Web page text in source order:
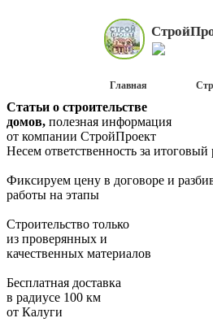
Строй
Главная
Статьи о строительстве
домов, полезная информация
от компании СтройПроект
Несем ответственность за итоговый
Фиксируем цену в договоре и
работы на этапы
Строительство только
из проверянных и
качественных материалов
Бесплатная доставка
в радиусе 100 км
от Калуги